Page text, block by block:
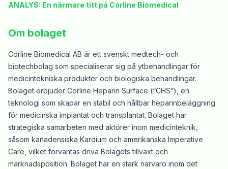
ANALYS: En närmare titt på Corline Biomedical
Om bolaget
Corline Biomedical AB är ett svenskt medtech- och
biotechbolag som specialiserar sig på ytbehandlingar för
medicintekniska produkter och biologiska behandlingar.
Bolaget erbjuder Corline Heparin Surface (“CHS”), en
teknologi som skapar en stabil och hållbar heparinbeläggning
för medicinska implantat och transplantat. Bolaget har
strategiska samarbeten med aktörer inom medicinteknik,
såsom kanadensiska Kardium och amerikanska Imperative
Care, vilket förväntas driva Bolagets tillväxt och
marknadsposition. Bolaget har en stark närvaro inom det